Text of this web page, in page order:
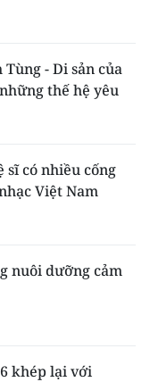
- Di sản của
thế hệ yêu
sĩ có nhiều cống
Việt Nam
nuôi dưỡng cảm
khép lại với